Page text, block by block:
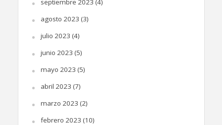
septiembre 2023 (4)
agosto 2023 (3)
julio 2023 (4)
junio 2023 (5)
mayo 2023 (5)
abril 2023 (7)
marzo 2023 (2)
febrero 2023 (10)